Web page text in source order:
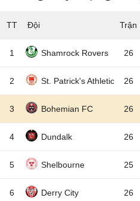
TT Đội
1 Shamrock Rovers 26
2 St. Patrick's Athletic 26
3 Bohemian FC 26
4 Dundalk 26
5 Shelbourne 25
6 Derry City 26